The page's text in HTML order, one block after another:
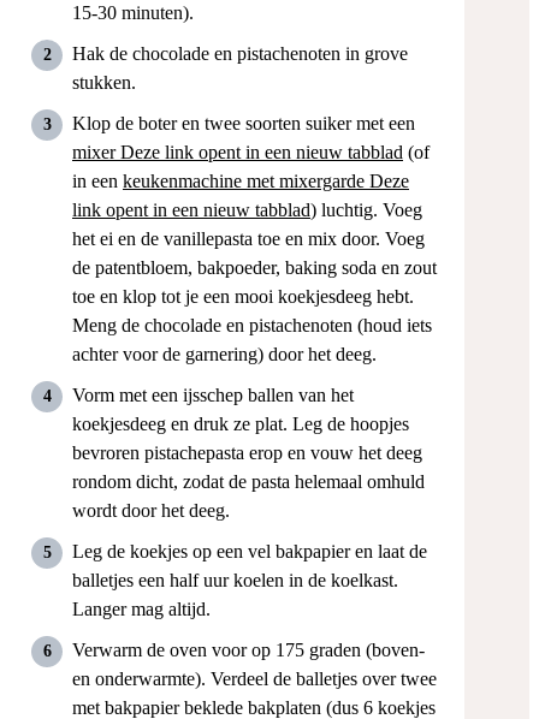
15-30 minuten).
Hak de chocolade en pistachenoten in grove
stukken.
Klop de boter en twee soorten suiker met een
mixerDeze link opent in een nieuw tabblad (of
in een keukenmachine met mixergarde Deze
link opent in een nieuw tabblad) luchtig. Voeg
het ei en de vanillepasta toe en mix door. Voeg
de patentbloem, bakpoeder, baking soda en zout
toe en klop tot je een mooi koekjesdeeg hebt.
Meng de chocolade en pistachenoten (houd iets
achter voor de garnering) door het deeg.
Vorm met een ijsschep ballen van het
koekjesdeeg en druk ze plat. Leg de hoopjes
bevroren pistachepasta erop en vouw het deeg
rondom dicht, zodat de pasta helemaal omhuld
wordt door het deeg.
Leg de koekjes op een vel bakpapier en laat de
balletjes een half uur koelen in de koelkast.
Langer mag altijd.
Verwarm de oven voor op 175 graden (boven-
en onderwarmte). Verdeel de balletjes over twee
met bakpapier beklede bakplaten (dus 6 koekjes